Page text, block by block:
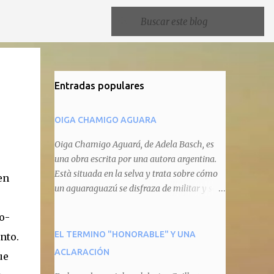
Entradas populares
OIGA CHAMIGO AGUARA
Oiga Chamigo Aguará, de Adela Basch, es
una obra escrita por una autora argentina.
Està situada en la selva y trata sobre cómo
un aguaraguazú se disfraza de militar y se
animal que pretenda circular por ahí. En
primera instancia aparece Teteu, el tero,
EL TERMINO "HONORABLE" Y UNA
ACLARACIÓN